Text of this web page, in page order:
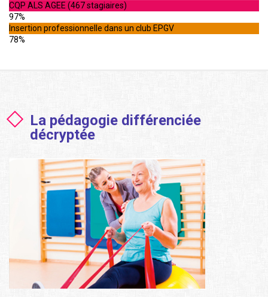
CQP ALS AGEE (467 stagiaires)
97%
Insertion professionnelle dans un club EPGV
78%
La pédagogie différenciée
décryptée